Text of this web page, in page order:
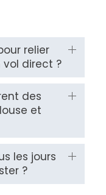
relier
vol direct ?
des
et
les jours
?